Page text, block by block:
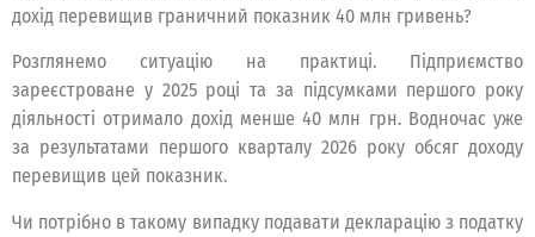
дохід перевищив граничний показник 40 млн гривень?
Розглянемо ситуацію на практиці. Підприємство
зареєстроване у 2025 році та за підсумками першого року
діяльності отримало дохід менше 40 млн грн. Водночас уже
за результатами першого кварталу 2026 року обсяг доходу
перевищив цей показник.
Чи потрібно в такому випадку подавати декларацію з податку